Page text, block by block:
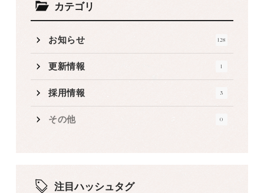
カテゴリ
お知らせ 128
更新情報 1
採用情報 3
その他 0
注目ハッシュタグ